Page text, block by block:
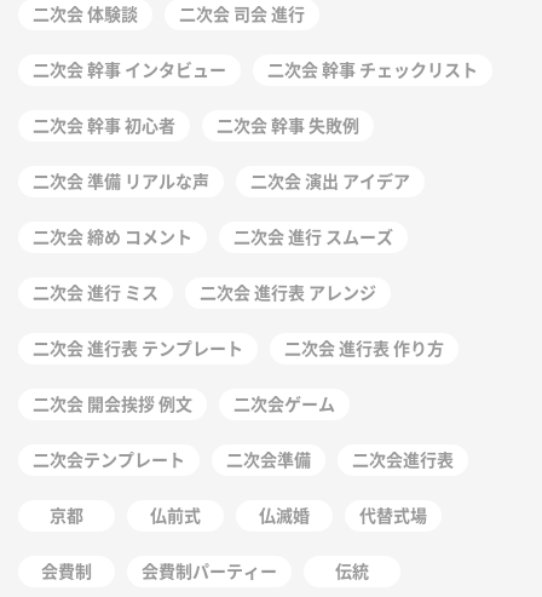
二次会 体験談 二次会 司会 進行
二次会 幹事 インタビュー 二次会 幹事 チェックリスト
二次会 幹事 初心者 二次会 幹事 失敗例
二次会 準備 リアルな声 二次会 演出 アイデア
二次会 締め コメント 二次会 進行 スムーズ
二次会 進行 ミス 二次会 進行表 アレンジ
二次会 進行表 テンプレート 二次会 進行表 作り方
二次会 開会挨拶 例文 二次会ゲーム
二次会テンプレート 二次会準備 二次会進行表
京都 仏前式 仏滅婚 代替式場
会費制 会費制パーティー 伝統